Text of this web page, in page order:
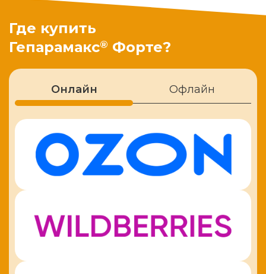
Где купить
Гепарамакс® Форте?
Онлайн Офлайн